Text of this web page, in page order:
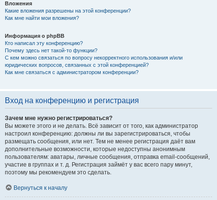
Вложения
Какие вложения разрешены на этой конференции?
Как мне найти мои вложения?
Информация о phpBB
Кто написал эту конференцию?
Почему здесь нет такой-то функции?
С кем можно связаться по вопросу некорректного использования и/или
юридических вопросов, связанных с этой конференцией?
Как мне связаться с администратором конференции?
Вход на конференцию и регистрация
Зачем мне нужно регистрироваться?
Вы можете этого и не делать. Всё зависит от того, как администратор
настроил конференцию: должны ли вы зарегистрироваться, чтобы
размещать сообщения, или нет. Тем не менее регистрация даёт вам
дополнительные возможности, которые недоступны анонимным
пользователям: аватары, личные сообщения, отправка email-сообщений,
участие в группах и т. д. Регистрация займёт у вас всего пару минут,
поэтому мы рекомендуем это сделать.
Вернуться к началу